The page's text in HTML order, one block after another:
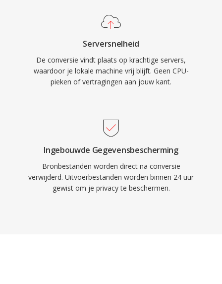
Serversnelheid
De conversie vindt plaats op krachtige servers,
waardoor je lokale machine vrij blijft. Geen CPU-
pieken of vertragingen aan jouw kant.
Ingebouwde Gegevensbescherming
Bronbestanden worden direct na conversie
verwijderd. Uitvoerbestanden worden binnen 24 uur
gewist om je privacy te beschermen.